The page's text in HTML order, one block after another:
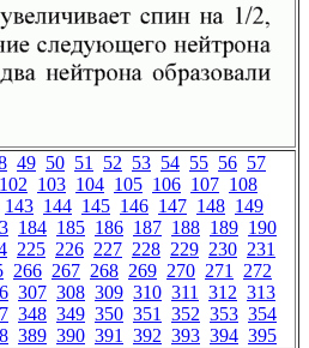
49 50 51 52 53 54 55 56 57
102 103 104 105 106 107 108
143 144 145 146 147 148 149
184 185 186 187 188 189 190
225 226 227 228 229 230 231
266 267 268 269 270 271 272
307 308 309 310 311 312 313
348 349 350 351 352 353 354
389 390 391 392 393 394 395